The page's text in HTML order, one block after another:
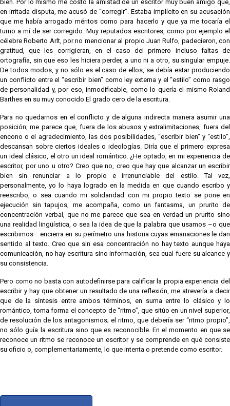
bien. Por lo mismo me costó la amistad de un escritor muy buen amigo que,
en irritada disputa, me acusó de “corregir”. Estaba implícito en su acusación
que me había arrogado méritos como para hacerlo y que ya me tocaría el
turno a mí de ser corregido. Muy reputados escritores, como por ejemplo el
célebre Roberto Arlt, por no mencionar al propio Juan Rulfo, padecieron, con
gratitud, que les corrigieran, en el caso del primero incluso faltas de
ortografía, sin que eso les hiciera perder, a uno ni a otro, su singular empuje.
De todos modos, y no sólo es el caso de ellos, se debía estar produciendo
un conflicto entre el “escribir bien” como ley externa y el “estilo” como rasgo
de personalidad y, por eso, inmodificable, como lo quería el mismo Roland
Barthes en su muy conocido El grado cero de la escritura.
Para no quedarnos en el conflicto y de alguna indirecta manera asumir una
posición, me parece que, fuera de los abusos y extralimitaciones, fuera del
encono o el agradecimiento, las dos posibilidades, “escribir bien” y “estilo”,
descansan sobre ciertos ideales o ideologías. Diría que el primero expresa
un ideal clásico, el otro un ideal romántico. ¿He optado, en mi experiencia de
escritor, por uno u otro? Creo que no, creo que hay que alcanzar un escribir
bien sin renunciar a lo propio e irrenunciable del estilo. Tal vez,
personalmente, yo lo haya logrado en la medida en que cuando escribo y
reescribo, o sea cuando mi solidaridad con mi propio texto se pone en
ejecución sin tapujos, me acompaña, como un fantasma, un prurito de
concentración verbal, que no me parece que sea en verdad un prurito sino
una realidad lingüística, o sea la idea de que la palabra que usamos –o que
escribimos– encierra en su perímetro una historia cuyas emanaciones le dan
sentido al texto. Creo que sin esa concentración no hay texto aunque haya
comunicación, no hay escritura sino información, sea cual fuere su alcance y
su consistencia.
Pero como no basta con autodefinirse para calificar la propia experiencia del
escribir y hay que obtener un resultado de una reflexión, me atrevería a decir
que de la síntesis entre ambos términos, en suma entre lo clásico y lo
romántico, toma forma el concepto de “ritmo”, que sitúo en un nivel superior,
de resolución de los antagonismos; el ritmo, que debería ser “ritmo propio”,
no sólo guía la escritura sino que es reconocible. En el momento en que se
reconoce un ritmo se reconoce un escritor y se comprende en qué consiste
su oficio o, complementariamente, lo que intenta o pretende como escritor.